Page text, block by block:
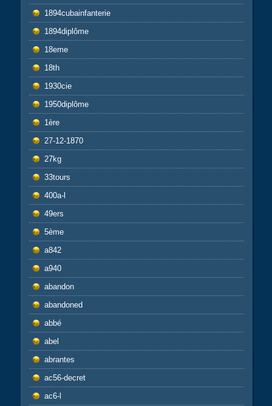
1894cubainfanterie
1894diplôme
18eme
18th
1930cie
1950diplôme
1ère
27-12-1870
27kg
33tours
400a-l
49ers
5ème
a842
a940
abandon
abandoned
abbé
abel
abrantes
ac56-decret
ac6-l